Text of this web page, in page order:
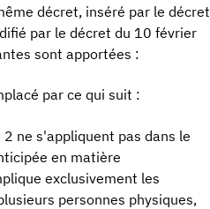
décret, inséré par le décret
par le décret du 10 février
sont apportées :
par ce qui suit :
ne s'appliquent pas dans le
en matière
exclusivement les
personnes physiques,